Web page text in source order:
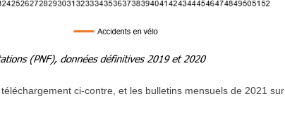
ci-contre, et les bulletins mensuels de 2021 sur